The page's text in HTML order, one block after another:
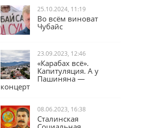
25.10.2024, 11:19
Во всём виноват
Чубайс
23.09.2023, 12:46
«Карабах всё».
Капитуляция. А у
Пашиняна —
концерт
08.06.2023, 16:38
Сталинская